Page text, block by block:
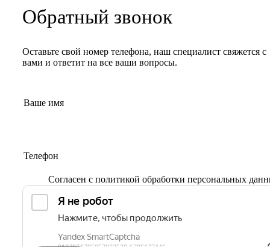
Обратный звонок
Оставьте свой номер телефона, наш специалист свяжется с
вами и ответит на все ваши вопросы.
Согласен с политикой обработки персональных